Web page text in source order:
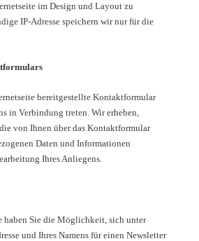
im Design und Layout zu
IP-Adresse speichern wir nur für die
bereitgestellte Kontaktformular
in Verbindung treten. Wir erheben,
von Ihnen über das Kontaktformular
Daten und Informationen
Ihres Anliegens.
haben Sie die Möglichkeit, sich unter
und Ihres Namens für einen Newsletter